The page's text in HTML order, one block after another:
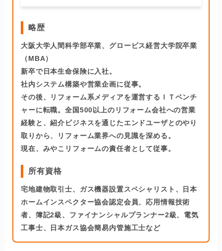
略歴
大阪大学人間科学部卒業、グロービス経営大学院卒業
（MBA）
新卒で日本生命保険に入社。
社内システム構築や営業企画に従事。
その後、リフォーム系メディアを運営するＩＴベンチ
ャーに転職。全国500以上のリフォーム会社への営業
経験と、紹介ビジネスを通じたエンドユーザとのやり
取りから、リフォーム業界への見識を深める。
現在、みやこリフォームの責任者として従事。
所有資格
宅地建物取引士、ガス機器設置スペシャリスト、日本
ホームインスペクター協会認定会員、応用情報技術
者、簿記2級、ファイナンシャルプランナー2級、電気
工事士、日本ガス協会簡易内管施工士など